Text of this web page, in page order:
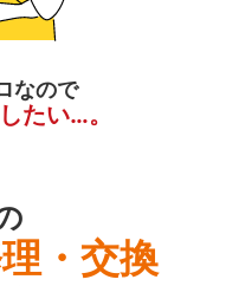
なので
たい…。
・交換